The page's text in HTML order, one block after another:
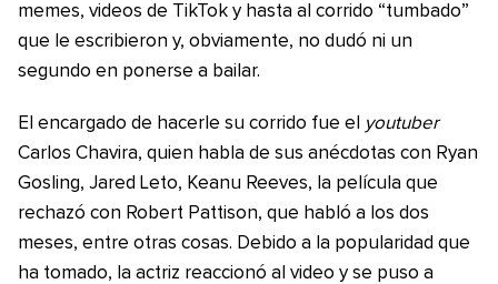
memes, videos de TikTok y hasta al corrido “tumbado”
que le escribieron y, obviamente, no dudó ni un
segundo en ponerse a bailar.
El encargado de hacerle su corrido fue el
youtuber
Carlos Chavira, quien habla de sus anécdotas con Ryan
Gosling, Jared Leto, Keanu Reeves, la película que
rechazó con Robert Pattison, que habló a los dos
meses, entre otras cosas. Debido a la popularidad que
ha tomado, la actriz reaccionó al video y se puso a